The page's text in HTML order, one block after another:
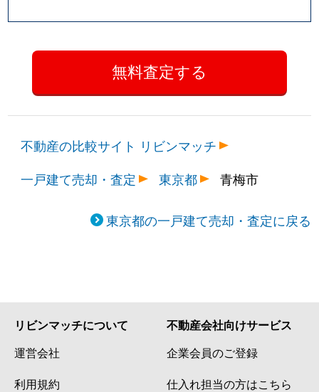
不動産の比較サイト リビンマッチ
一戸建て売却・査定
東京都 青梅市
東京都の一戸建て売却・査定に戻る
リビンマッチについて
運営会社
利用規約
不動産会社向けサービス
企業会員のご登録
仕入れ担当の方はこちら